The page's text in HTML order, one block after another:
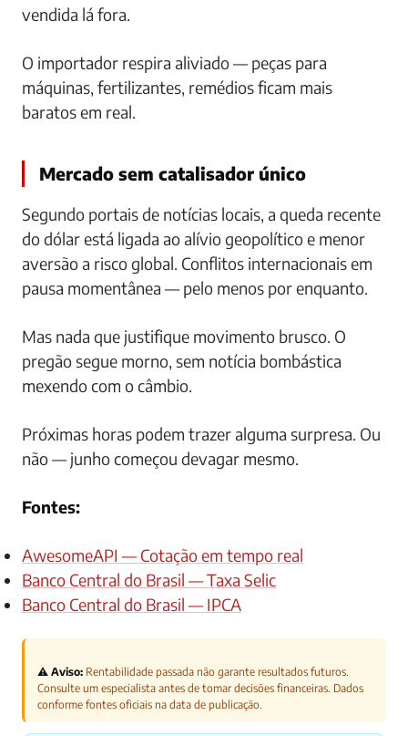
vendida lá fora.
O importador respira aliviado — peças para
máquinas, fertilizantes, remédios ficam mais
baratos em real.
Mercado sem catalisador único
Segundo portais de notícias locais, a queda recente
do dólar está ligada ao alívio geopolítico e menor
aversão a risco global. Conflitos internacionais em
pausa momentânea — pelo menos por enquanto.
Mas nada que justifique movimento brusco. O
pregão segue morno, sem notícia bombástica
mexendo com o câmbio.
Próximas horas podem trazer alguma surpresa. Ou
não — junho começou devagar mesmo.
Fontes:
AwesomeAPI — Cotação em tempo real
Banco Central do Brasil — Taxa Selic
Banco Central do Brasil — IPCA
⚠️ Aviso: Rentabilidade passada não garante resultados futuros.
Consulte um especialista antes de tomar decisões financeiras. Dados
conforme fontes oficiais na data de publicação.